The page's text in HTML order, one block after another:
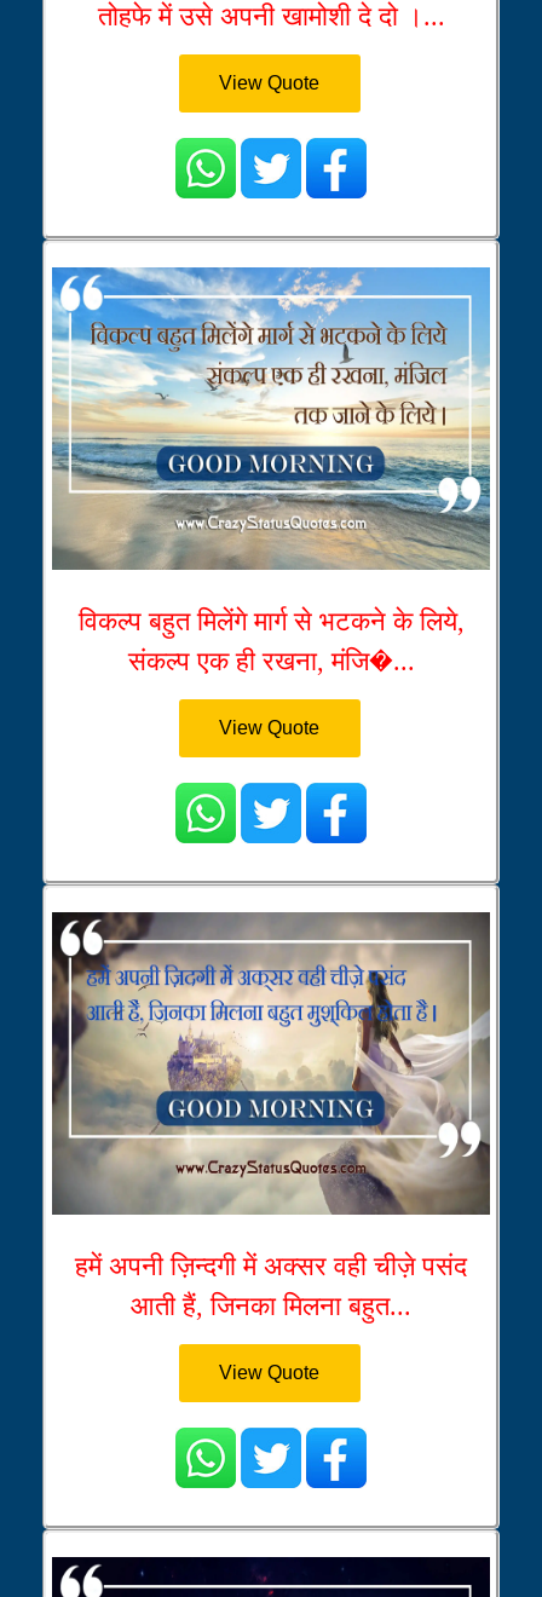
तोहफे में उसे अपनी खामोशी दे दो ।...
View Quote
विकल्प बहुत मिलेंगे मार्ग से भटकने के लिये,
संकल्प एक ही रखना, मंजि�...
View Quote
हमें अपनी ज़िन्दगी में अक्सर वही चीज़े पसंद
आती हैं, जिनका मिलना बहुत...
View Quote